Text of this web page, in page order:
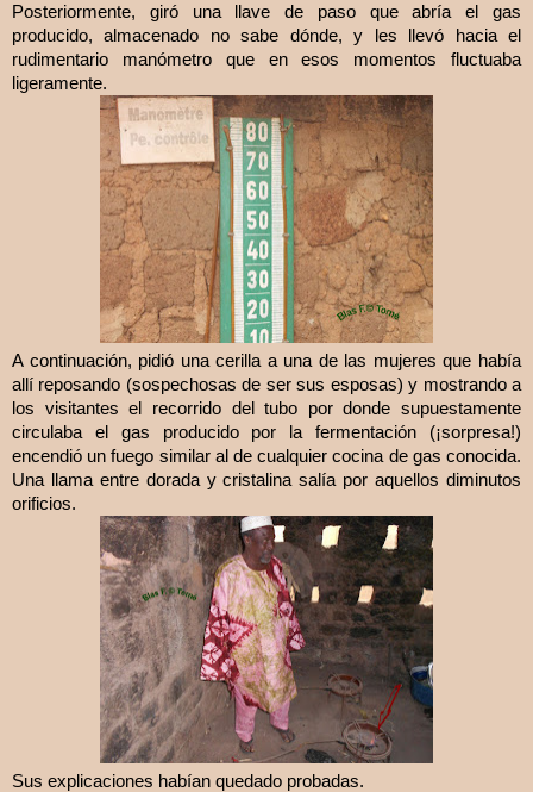
Posteriormente, giró una llave de paso que abría el gas
producido, almacenado no sabe dónde, y les llevó hacia el
rudimentario manómetro que en esos momentos fluctuaba
ligeramente.
A continuación, pidió una cerilla a una de las mujeres que había
allí reposando (sospechosas de ser sus esposas) y mostrando a
los visitantes el recorrido del tubo por donde supuestamente
circulaba el gas producido por la fermentación (¡sorpresa!)
encendió un fuego similar al de cualquier cocina de gas conocida.
Una llama entre dorada y cristalina salía por aquellos diminutos
orificios.
Sus explicaciones habían quedado probadas.